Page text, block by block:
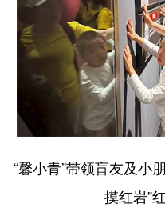
“馨小青”带领盲友及小
摸红岩”